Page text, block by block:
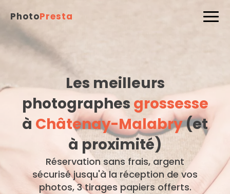
PhotoPresta
Les meilleurs
photographes grossesse
à Châtenay-Malabry(et
à proximité)
Réservation sans frais, argent
sécurisé jusqu'à la réception de vos
photos, 3 tirages papiers offerts.